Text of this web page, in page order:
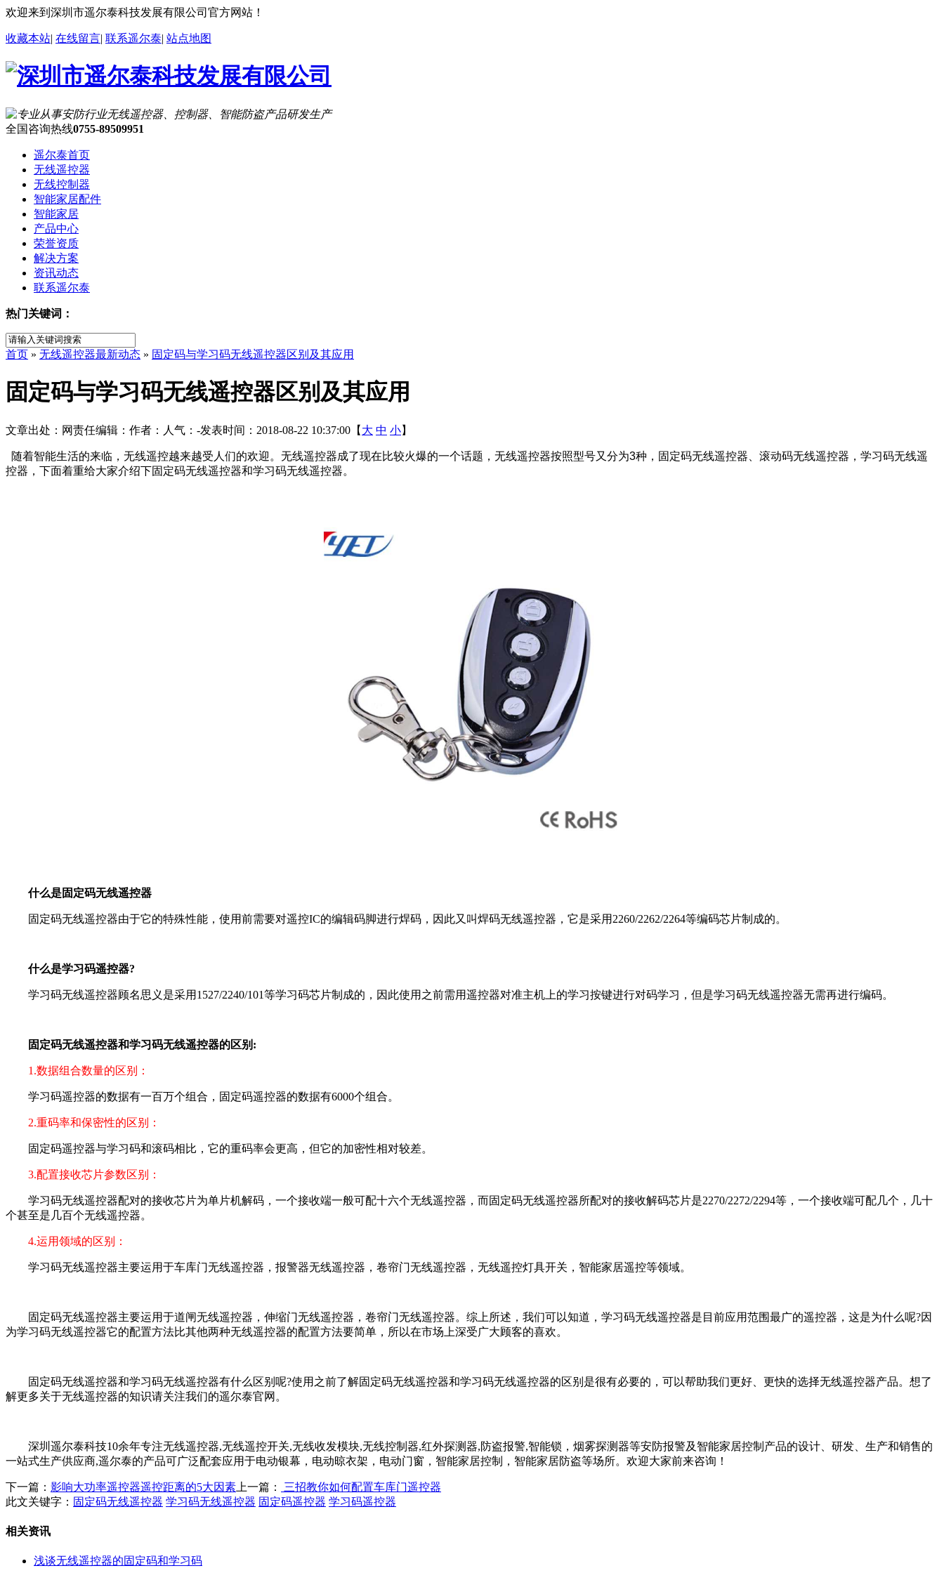
欢迎来到深圳市遥尔泰科技发展有限公司官方网站！
收藏本站| 在线留言| 联系遥尔泰| 站点地图
全国咨询热线0755-89509951
遥尔泰首页
无线遥控器
无线控制器
智能家居配件
智能家居
产品中心
荣誉资质
解决方案
资讯动态
联系遥尔泰
热门关键词：
首页 » 无线遥控器最新动态 » 固定码与学习码无线遥控器区别及其应用
固定码与学习码无线遥控器区别及其应用
文章出处： 网责任编辑： 作者： 人气： -发表时间：2018-08-22 10:37:00【 大 中 小】
随着智能生活的来临，无线遥控越来越受人们的欢迎。无线遥控器成了现在比较火爆的一个话题，无线遥控器按照型号又分为3种，固定码无线遥控器、滚动码无线遥控器，学习码无线遥
控器，下面着重给大家介绍下固定码无线遥控器和学习码无线遥控器。
什么是固定码无线遥控器
固定码无线遥控器由于它的特殊性能，使用前需要对遥控IC的编辑码脚进行焊码，因此又叫焊码无线遥控器，它是采用2260/2262/2264等编码芯片制成的。
什么是学习码遥控器?
学习码无线遥控器顾名思义是采用1527/2240/101等学习码芯片制成的，因此使用之前需用遥控器对准主机上的学习按键进行对码学习，但是学习码无线遥控器无需再进行编码。
固定码无线遥控器和学习码无线遥控器的区别:
1.数据组合数量的区别：
学习码遥控器的数据有一百万个组合，固定码遥控器的数据有6000个组合。
2.重码率和保密性的区别：
固定码遥控器与学习码和滚码相比，它的重码率会更高，但它的加密性相对较差。
3.配置接收芯片参数区别：
学习码无线遥控器配对的接收芯片为单片机解码，一个接收端一般可配十六个无线遥控器，而固定码无线遥控器所配对的接收解码芯片是2270/2272/2294等，一个接收端可配几个，几十
个甚至是几百个无线遥控器。
4.运用领域的区别：
学习码无线遥控器主要运用于车库门无线遥控器，报警器无线遥控器，卷帘门无线遥控器，无线遥控灯具开关，智能家居遥控等领域。
固定码无线遥控器主要运用于道闸无线遥控器，伸缩门无线遥控器，卷帘门无线遥控器。综上所述，我们可以知道，学习码无线遥控器是目前应用范围最广的遥控器，这是为什么呢?因
为学习码无线遥控器它的配置方法比其他两种无线遥控器的配置方法要简单，所以在市场上深受广大顾客的喜欢。
固定码无线遥控器和学习码无线遥控器有什么区别呢?使用之前了解固定码无线遥控器和学习码无线遥控器的区别是很有必要的，可以帮助我们更好、更快的选择无线遥控器产品。想了
解更多关于无线遥控器的知识请关注我们的遥尔泰官网。
深圳遥尔泰科技10余年专注无线遥控器,无线遥控开关,无线收发模块,无线控制器,红外探测器,防盗报警,智能锁，烟雾探测器等安防报警及智能家居控制产品的设计、研发、生产和销售的
一站式生产供应商,遥尔泰的产品可广泛配套应用于电动银幕，电动晾衣架，电动门窗，智能家居控制，智能家居防盗等场所。欢迎大家前来咨询！
下一篇： 影响大功率遥控器遥控距离的5大因素 上一篇：
三招教你如何配置车库门遥控器
此文关键字： 固定码无线遥控器 学习码无线遥控器 固定码遥控器 学习码遥控器
相关资讯
浅谈无线遥控器的固定码和学习码